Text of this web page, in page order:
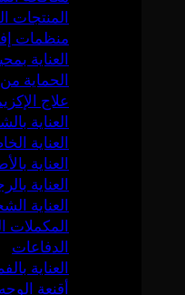
المنتجات
منظمات
العناية
الحماية
علاج
العناية
العناية
العناية
العناية
العناية
المكملات
الدفاعات
العناية
أقنعة الوجه